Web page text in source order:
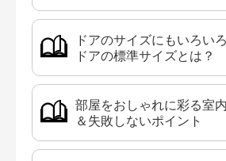
ドアのサイズにもいろい
ドアの標準サイズとは？
部屋をおしゃれに彩る室
＆失敗しないポイント